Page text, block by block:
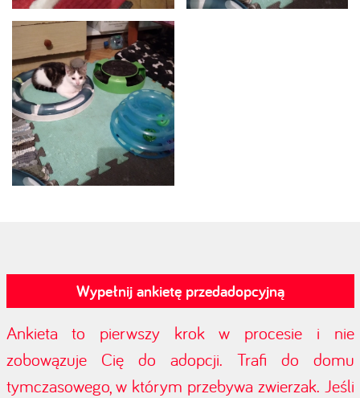
Wypełnij ankietę przedadopcyjną
Ankieta to pierwszy krok w procesie i nie
zobowązuje Cię do adopcji. Trafi do domu
tymczasowego, w którym przebywa zwierzak. Jeśli